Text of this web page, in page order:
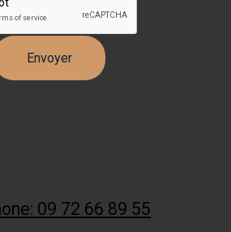
09 72 66 89 55